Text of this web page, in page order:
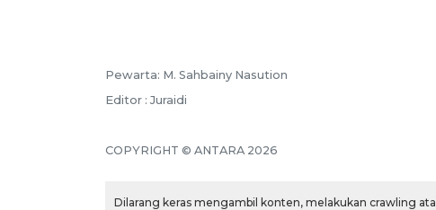
Pewarta: M. Sahbainy Nasution
Editor : Juraidi
COPYRIGHT © ANTARA 2026
Dilarang keras mengambil konten, melakukan crawling